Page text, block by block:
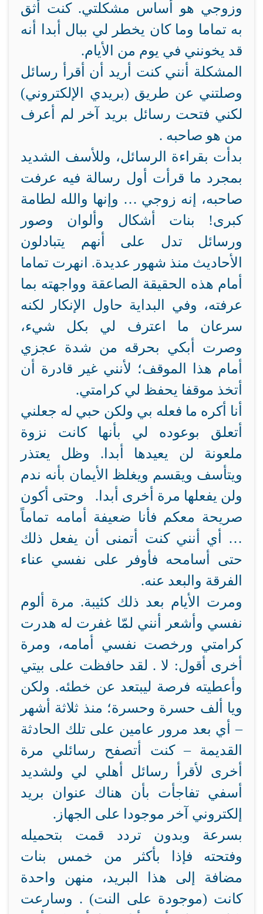
وزوجي هو أساس مشكلتي. كنت أثق
به تماما وما كان يخطر لي ببال أبدا أنه
قد يخونني في يوم من الأيام.
المشكلة أنني كنت أريد أن أقرأ رسائل
وصلتني عن طريق (بريدي الإلكتروني)
لكني فتحت رسائل بريد آخر لم أعرف
من هو صاحبه .
بدأت بقراءة الرسائل، وللأسف الشديد
بمجرد ما قرأت أول رسالة فيه عرفت
صاحبه، إنه زوجي … وإنها والله لطامة
كبرى! بنات أشكال وألوان وصور
ورسائل تدل على أنهم يتبادلون
الأحاديث منذ شهور عديدة. انهرت تماما
أمام هذه الحقيقة الصاعقة وواجهته بما
عرفته، وفي البداية حاول الإنكار لكنه
سرعان ما اعترف لي بكل شيء،
وصرت أبكي بحرقه من شدة عجزي
أمام هذا الموقف؛ لأنني غير قادرة أن
أتخذ موقفا يحفظ لي كرامتي.
أنا أكره ما فعله بي ولكن حبي له جعلني
أتعلق بوعوده لي بأنها كانت نزوة
ملعونة لن يعيدها أبدا. وظل يعتذر
ويتأسف ويقسم ويغلظ الأيمان بأنه ندم
ولن يفعلها مرة أخرى أبدا. وحتى أكون
صريحة معكم فأنا ضعيفة أمامه تماماً
… أي أنني كنت أتمنى أن يفعل ذلك
حتى أسامحه فأوفر على نفسي عناء
الفرقة والبعد عنه.
ومرت الأيام بعد ذلك كئيبة. مرة ألوم
نفسي وأشعر أنني لمّا غفرت له هدرت
كرامتي ورخصت نفسي أمامه، ومرة
أخرى أقول: لا . لقد حافظت على بيتي
وأعطيته فرصة ليبتعد عن خطئه. ولكن
ويا ألف حسرة وحسرة؛ منذ ثلاثة أشهر
– أي بعد مرور عامين على تلك الحادثة
القديمة – كنت أتصفح رسائلي مرة
أخرى لأقرأ رسائل أهلي لي ولشديد
أسفي تفاجأت بأن هناك عنوان بريد
إلكتروني آخر موجودا على الجهاز.
بسرعة وبدون تردد قمت بتحميله
وفتحته فإذا بأكثر من خمس بنات
مضافة إلى هذا البريد، منهن واحدة
كانت (موجودة على النت) . وسارعت